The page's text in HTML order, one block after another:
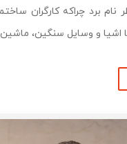
برد چراکه کارگران
اشیا و وسایل سنگین، ماشین